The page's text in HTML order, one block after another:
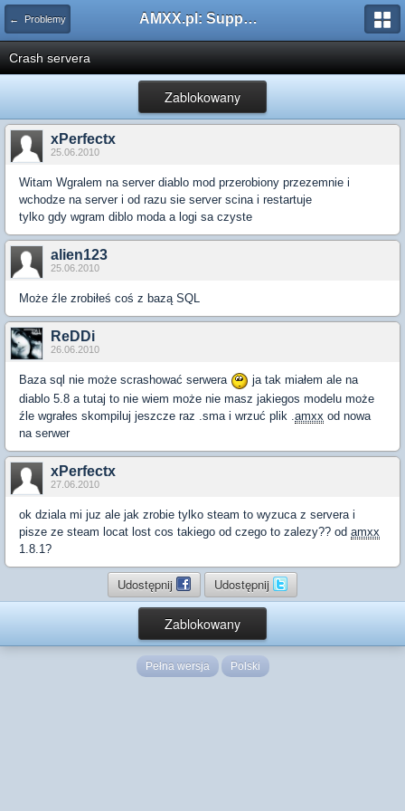
← Problemy AMXX.pl: Support AMX Mod X i SourceMod
Crash servera
Zablokowany
xPerfectx
25.06.2010
Witam Wgralem na server diablo mod przerobiony przezemnie i
wchodze na server i od razu sie server scina i restartuje
tylko gdy wgram diblo moda a logi sa czyste
alien123
25.06.2010
Może źle zrobiłeś coś z bazą SQL
ReDDi
26.06.2010
Baza sql nie może scrashować serwera
ja tak miałem ale na
diablo 5.8 a tutaj to nie wiem może nie masz jakiegos modelu może
źle wgrałes skompiluj jeszcze raz .sma i wrzuć plik . amxx od nowa
na serwer
xPerfectx
27.06.2010
ok dziala mi juz ale jak zrobie tylko steam to wyzuca z servera i
pisze ze steam locat lost cos takiego od czego to zalezy?? od amxx
1.8.1?
Udostępnij Udostępnij
Zablokowany
Pełna wersja Polski